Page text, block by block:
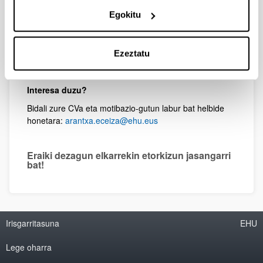
Egokitu
Ezeztatu
Ingeniaritzan, kimikan, materialen zientzian edo lotutako
arloetan oinarri akademiko sendoa duten ikerlariak
bilatzen ditugu. Material biodegradagarrietan,
hondakinen balorizazioan edo polimeroen sintesian
aurretiako esperientzia duten ikerlariak baloratuko dira.
Interesa duzu?
Bidali zure CVa eta motibazio-gutun labur bat helbide
honetara: arantxa.eceiza@ehu.eus
Eraiki dezagun elkarrekin etorkizun jasangarri
bat!
Irisgarritasuna
Lege oharra
EHU